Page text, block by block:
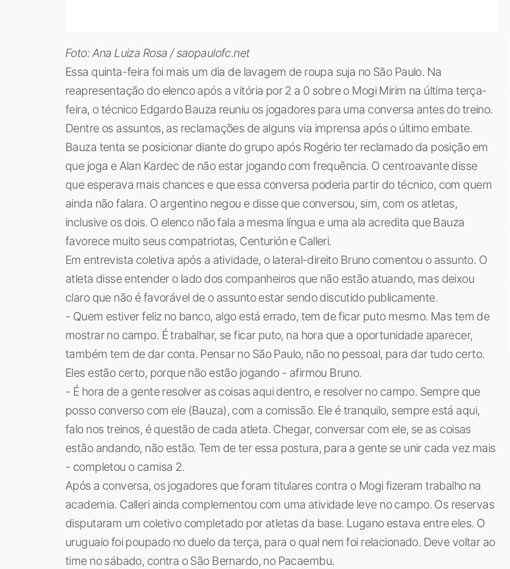
Foto: Ana Luiza Rosa / saopaulofc.net
Essa quinta-feira foi mais um dia de lavagem de roupa suja no São Paulo. Na
reapresentação do elenco após a vitória por 2 a 0 sobre o Mogi Mirim na última terça-
feira, o técnico Edgardo Bauza reuniu os jogadores para uma conversa antes do treino.
Dentre os assuntos, as reclamações de alguns via imprensa após o último embate.
Bauza tenta se posicionar diante do grupo após Rogério ter reclamado da posição em
que joga e Alan Kardec de não estar jogando com frequência. O centroavante disse
que esperava mais chances e que essa conversa poderia partir do técnico, com quem
ainda não falara. O argentino negou e disse que conversou, sim, com os atletas,
inclusive os dois. O elenco não fala a mesma língua e uma ala acredita que Bauza
favorece muito seus compatriotas, Centurión e Calleri.
Em entrevista coletiva após a atividade, o lateral-direito Bruno comentou o assunto. O
atleta disse entender o lado dos companheiros que não estão atuando, mas deixou
claro que não é favorável de o assunto estar sendo discutido publicamente.
- Quem estiver feliz no banco, algo está errado, tem de ficar puto mesmo. Mas tem de
mostrar no campo. É trabalhar, se ficar puto, na hora que a oportunidade aparecer,
também tem de dar conta. Pensar no São Paulo, não no pessoal, para dar tudo certo.
Eles estão certo, porque não estão jogando - afirmou Bruno.
- É hora de a gente resolver as coisas aqui dentro, e resolver no campo. Sempre que
posso converso com ele (Bauza), com a comissão. Ele é tranquilo, sempre está aqui,
falo nos treinos, é questão de cada atleta. Chegar, conversar com ele, se as coisas
estão andando, não estão. Tem de ter essa postura, para a gente se unir cada vez mais
- completou o camisa 2.
Após a conversa, os jogadores que foram titulares contra o Mogi fizeram trabalho na
academia. Calleri ainda complementou com uma atividade leve no campo. Os reservas
disputaram um coletivo completado por atletas da base. Lugano estava entre eles. O
uruguaio foi poupado no duelo da terça, para o qual nem foi relacionado. Deve voltar ao
time no sábado, contra o São Bernardo, no Pacaembu.